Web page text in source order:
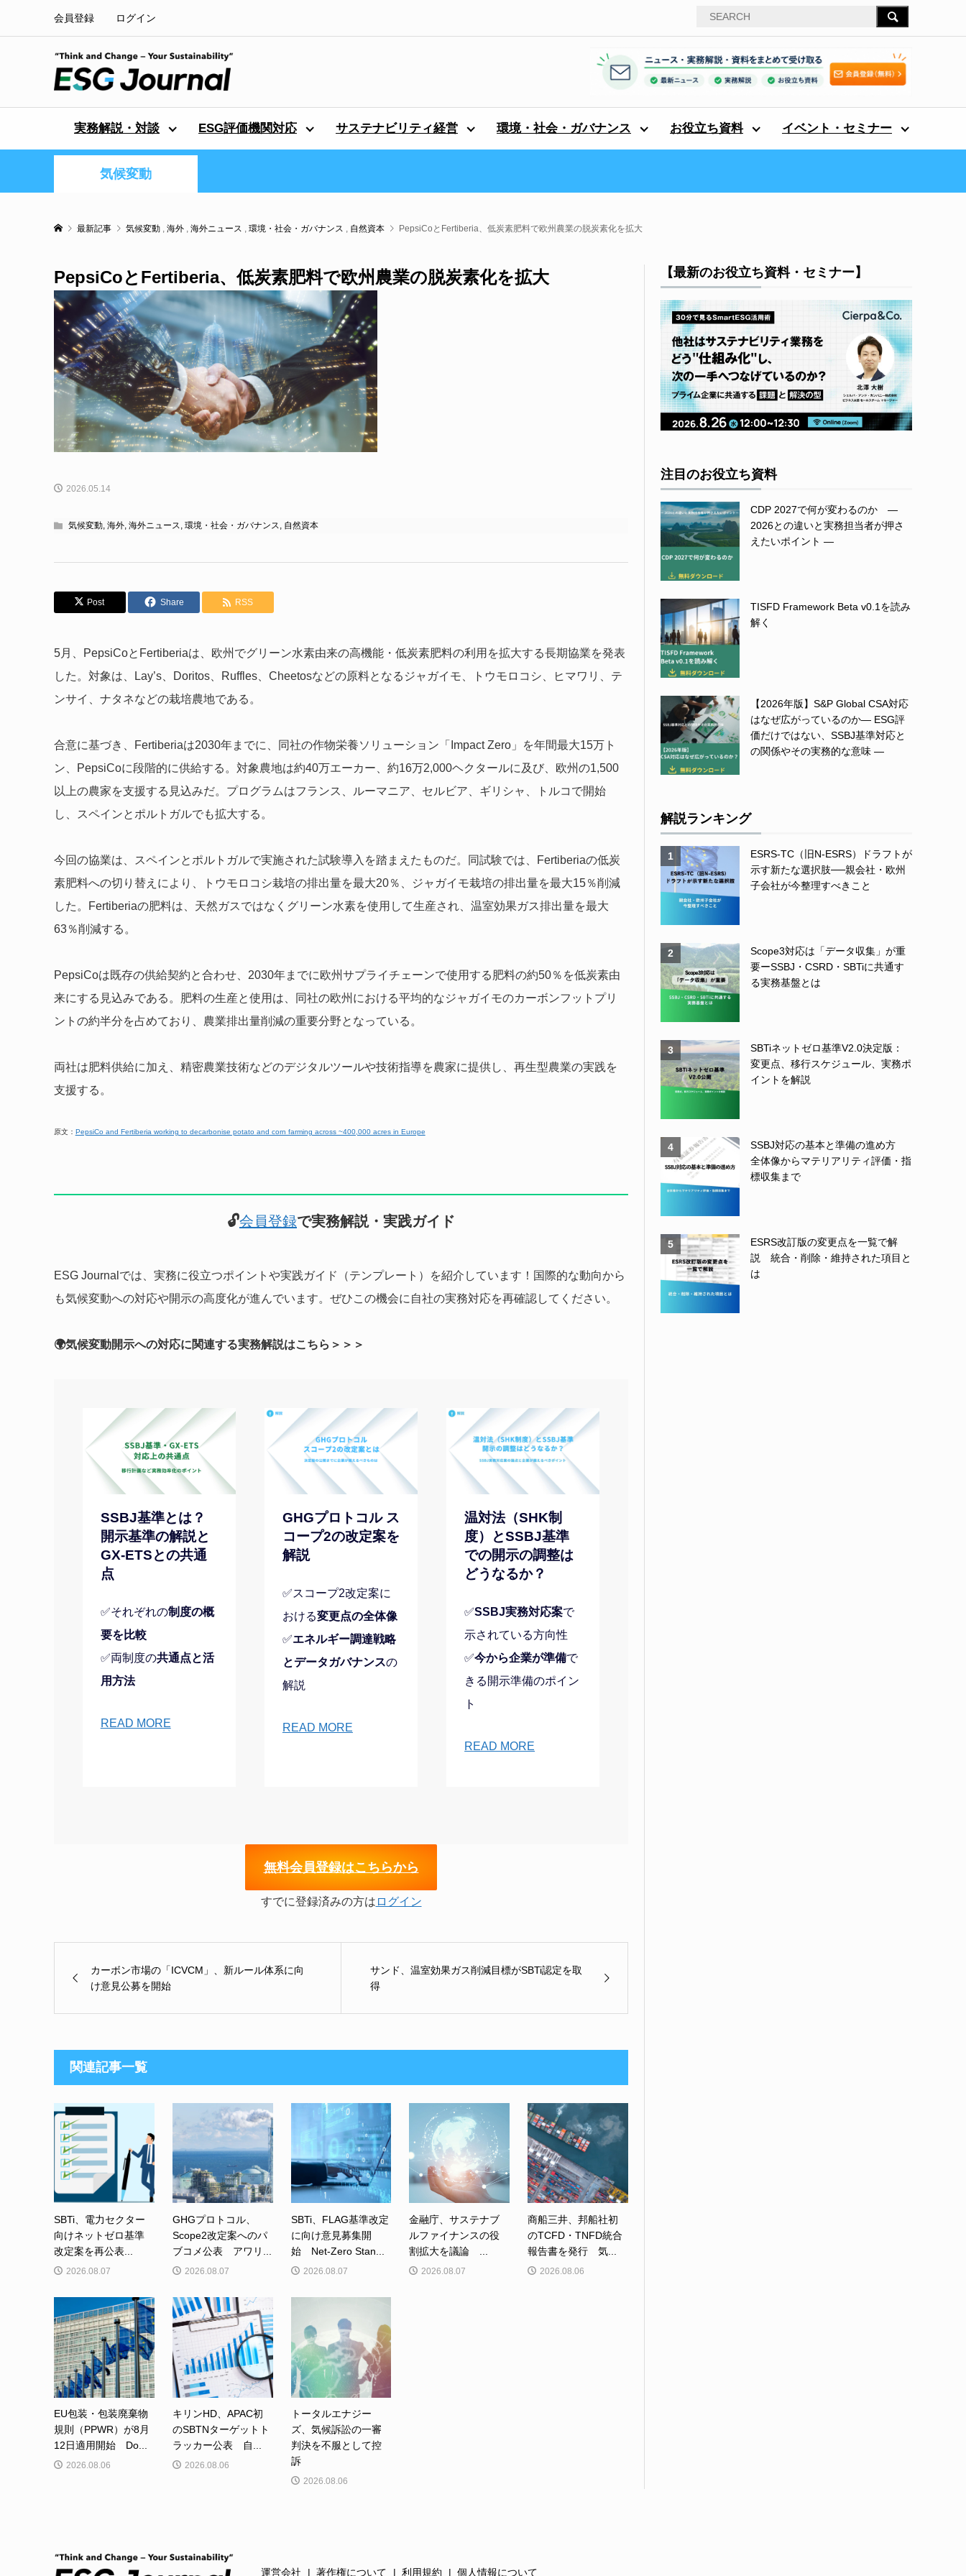
会員登録 ログイン
実務解説・対談 ESG評価機関対応 サステナビリティ経営 環境・社会・ガバナンス お役立ち資料 イベント・セミナー
気候変動
最新記事 気候変動 , 海外 , 海外ニュース , 環境・社会・ガバナンス , 自然資本 PepsiCoとFertiberia、低炭素肥料で欧州農業の脱炭素化を拡大
PepsiCoとFertiberia、低炭素肥料で欧州農業の脱炭素化を拡大
2026.05.14
気候変動, 海外, 海外ニュース, 環境・社会・ガバナンス, 自然資本
Post Share RSS
5月、PepsiCoとFertiberiaは、欧州でグリーン水素由来の高機能・低炭素肥料の利用を拡大する長期協業を発表
した。対象は、Lay’s、Doritos、Ruffles、Cheetosなどの原料となるジャガイモ、トウモロコシ、ヒマワリ、テ
ンサイ、ナタネなどの栽培農地である。
合意に基づき、Fertiberiaは2030年までに、同社の作物栄養ソリューション「Impact Zero」を年間最大15万ト
ン、PepsiCoに段階的に供給する。対象農地は約40万エーカー、約16万2,000ヘクタールに及び、欧州の1,500
以上の農家を支援する見込みだ。プログラムはフランス、ルーマニア、セルビア、ギリシャ、トルコで開始
し、スペインとポルトガルでも拡大する。
今回の協業は、スペインとポルトガルで実施された試験導入を踏まえたものだ。同試験では、Fertiberiaの低炭
素肥料への切り替えにより、トウモロコシ栽培の排出量を最大20％、ジャガイモ栽培の排出量を最大15％削減
した。Fertiberiaの肥料は、天然ガスではなくグリーン水素を使用して生産され、温室効果ガス排出量を最大
63％削減する。
PepsiCoは既存の供給契約と合わせ、2030年までに欧州サプライチェーンで使用する肥料の約50％を低炭素由
来にする見込みである。肥料の生産と使用は、同社の欧州における平均的なジャガイモのカーボンフットプリ
ントの約半分を占めており、農業排出量削減の重要分野となっている。
両社は肥料供給に加え、精密農業技術などのデジタルツールや技術指導を農家に提供し、再生型農業の実践を
支援する。
原文： PepsiCo and Fertiberia working to decarbonise potato and corn farming across ~400,000 acres in Europe
🔓会員登録で実務解説・実践ガイド
ESG Journalでは、実務に役立つポイントや実践ガイド（テンプレート）を紹介しています！国際的な動向から
も気候変動への対応や開示の高度化が進んでいます。ぜひこの機会に自社の実務対応を再確認してください。
🌍気候変動開示への対応に関連する実務解説はこちら＞＞＞
SSBJ基準とは？
開示基準の解説と
GX-ETSとの共通
点
✅それぞれの制度の概
要を比較
✅両制度の共通点と活
用方法
READ MORE
GHGプロトコル ス
コープ2の改定案を
解説
✅スコープ2改定案に
おける変更点の全体像
✅エネルギー調達戦略
とデータガバナンスの
解説
READ MORE
温対法（SHK制
度）とSSBJ基準
での開示の調整は
どうなるか？
✅SSBJ実務対応案で
示されている方向性
✅今から企業が準備で
きる開示準備のポイン
ト
READ MORE
無料会員登録はこちらから
すでに登録済みの方は ログイン
カーボン市場の「ICVCM」、新ルール体系に向
け意見公募を開始
サンド、温室効果ガス削減目標がSBTi認定を取
得
関連記事一覧
SBTi、電力セクター
向けネットゼロ基準
改定案を再公表...
2026.08.07
GHGプロトコル、
Scope2改定案へのパ
ブコメ公表 アワリ...
2026.08.07
SBTi、FLAG基準改定
に向け意見募集開
始 Net-Zero Stan...
2026.08.07
金融庁、サステナブ
ルファイナンスの役
割拡大を議論 ...
2026.08.07
商船三井、邦船社初
のTCFD・TNFD統合
報告書を発行 気...
2026.08.06
EU包装・包装廃棄物
規則（PPWR）が8月
12日適用開始 Do...
2026.08.06
キリンHD、APAC初
のSBTNターゲットト
ラッカー公表 自...
2026.08.06
トータルエナジー
ズ、気候訴訟の一審
判決を不服として控
訴
2026.08.06
【最新のお役立ち資料・セミナー】
注目のお役立ち資料
CDP 2027で何が変わるのか ―
2026との違いと実務担当者が押さ
えたいポイント ―
TISFD Framework Beta v0.1を読み
解く
【2026年版】S&P Global CSA対応
はなぜ広がっているのか― ESG評
価だけではない、SSBJ基準対応と
の関係やその実務的な意味 ―
解説ランキング
1
ESRS-TC（旧N-ESRS）ドラフトが
示す新たな選択肢──親会社・欧州
子会社が今整理すべきこと
2
Scope3対応は「データ収集」が重
要ーSSBJ・CSRD・SBTiに共通す
る実務基盤とは
3
SBTiネットゼロ基準V2.0決定版：
変更点、移行スケジュール、実務ポ
イントを解説
4
SSBJ対応の基本と準備の進め方
全体像からマテリアリティ評価・指
標収集まで
5
ESRS改訂版の変更点を一覧で解
説 統合・削除・維持された項目と
は
運営会社 著作権について 利用規約 個人情報について